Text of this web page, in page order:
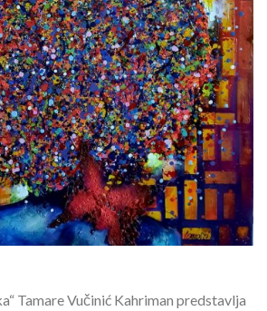
Tamare Vučinić Kahriman predstavlja